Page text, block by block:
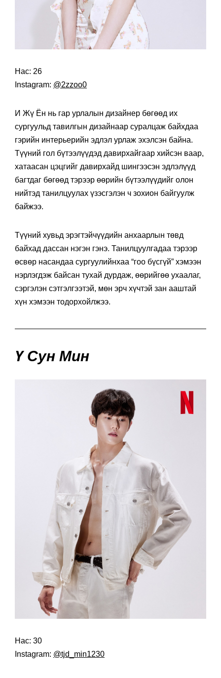
Нас: 26
Instagram: @2zzoo0
И Жү Ён нь гар урлалын дизайнер бөгөөд их
сургуульд тавилгын дизайнаар суралцаж байхдаа
гэрийн интерьерийн эдлэл урлаж эхэлсэн байна.
Түүний гол бүтээлүүдэд давирхайгаар хийсэн ваар,
хатаасан цэцгийг давирхайд шингээсэн эдлэлүүд
багтдаг бөгөөд тэрээр өөрийн бүтээлүүдийг олон
нийтэд танилцуулах үзэсгэлэн ч зохион байгуулж
байжээ.
Түүний хувьд эрэгтэйчүүдийн анхаарлын төвд
байхад дассан нэгэн гэнэ. Танилцуулгадаа тэрээр
өсвөр насандаа сургуулийнхаа “гоо бүсгүй” хэмээн
нэрлэгдэж байсан тухай дурдаж, өөрийгөө ухаалаг,
сэргэлэн сэтгэлгээтэй, мөн эрч хүчтэй зан ааштай
хүн хэмээн тодорхойлжээ.
Ү Сун Мин
Нас: 30
Instagram: @tjd_min1230